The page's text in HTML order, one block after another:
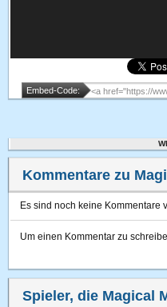
Embed-Code:
Kommentare zu
Es sind noch keine Kommentare
Um einen Kommentar zu
Spieler, die Magical